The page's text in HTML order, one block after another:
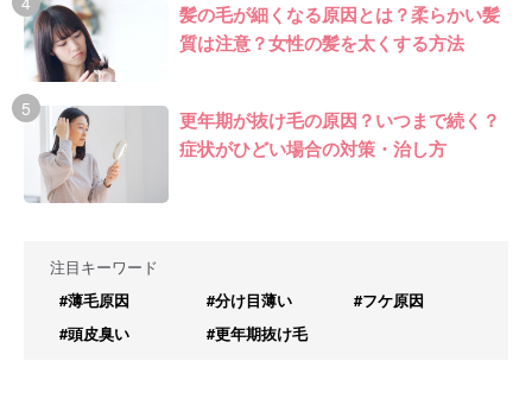
髪の毛が細くなる原因とは？柔らかい髪
質は注意？女性の髪を太くする方法
更年期が抜け毛の原因？いつまで続く？
症状がひどい場合の対策・治し方
注目キーワード
#薄毛原因
#分け目薄い
#フケ原因
#頭皮臭い
#更年期抜け毛